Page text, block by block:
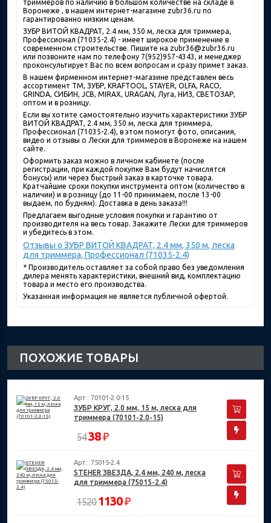
триммеров по наличию в большом количестве на складе в
Воронеже , в нашем интернет-магазине zubr36.ru по
гарантированно низким ценам.
ЗУБР ВИТОЙ КВАДРАТ, 2.4 мм, 350 м, леска для триммера,
Профессионал (71035-2.4) - имеет широкое применение в
современном строительстве. Пишите на zubr36@zubr36.ru
или позвоните нам по телефону 7(952)957-4343, и менеджер
проконсультирует Вас по всем вопросам и сразу примет заказ.
В нашем фирменном интернет-магазине представлен весь
ассортимент ТМ, ЗУБР, KRAFTOOL, STAYER, OLFA, RACO,
GRINDA, СИБИН, JCB, MIRAX, URAGAN, Луга, НИЗ, СВЕТОЗАР,
оптом и в розницу.
Если вы хотите самостоятельно изучить характеристики ЗУБР
ВИТОЙ КВАДРАТ, 2.4 мм, 350 м, леска для триммера,
Профессионал (71035-2.4), в этом помогут фото, описания,
видео и отзывы о Лески для триммеров в Воронеже на нашем
сайте.
Оформить заказ можно в личном кабинете (после
регистрации, при каждой покупке Вам будут начислятся
бонусы) или через быстрый заказ в карточке товара.
Кратчайшие сроки покупки инструмента оптом (количество в
наличии) и в розницу (до 11-00 принимаем, после 13-00
выдаем, по будням). Доставка в день заказа!!!
Предлагаем выгодные условия покупки и гарантию от
производителя на весь товар. Закажите Лески для триммеров
и убедитесь в этом.
Отзывы о ЗУБР ВИТОЙ КВАДРАТ, 2.4 мм, 350 м, леска
для триммера, Профессионал (71035-2.4)
* Производитель оставляет за собой право без уведомления
дилера менять характеристики, внешний вид, комплектацию
товара и место его производства.
Указанная информация не является публичной офертой.
ПОХОЖИЕ ТОВАРЫ
Арт.: 70101-2.0-15
ЗУБР КРУГ, 2.0 мм, 15 м, леска для
триммера (70101-2.0-15)
5438₽
Арт.: 75015-2.4
STEHER ЗВЕЗДА, 2.4 мм, 240 м, леска
для триммера (75015-2.4)
1520 1130₽